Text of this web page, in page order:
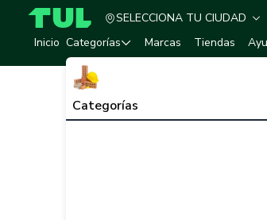
TUL - Tu Marketplace de Construcción
SELECCIONA TU CIUDAD
Inicio Categorías
Categorías
Marcas Tiendas